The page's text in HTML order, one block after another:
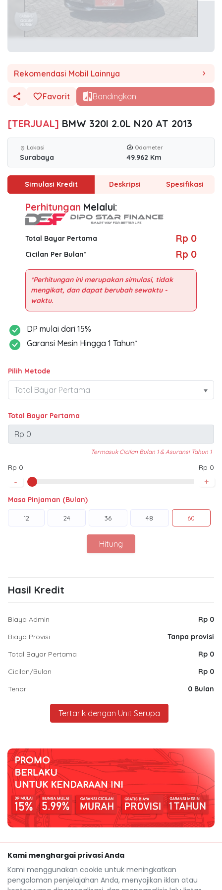
Rekomendasi Mobil Lainnya chevron_right
Favorit Bandingkan
[TERJUAL] BMW 320I 2.0L N20 AT 2013
location_on Lokasi
Surabaya
Odometer
49.962 Km
Simulasi Kredit Deskripsi Spesifikasi
Perhitungan Melalui:
Total Bayar Pertama Rp 0
Cicilan Per Bulan* Rp 0
*Perhitungan ini merupakan simulasi, tidak
mengikat, dan dapat berubah sewaktu -
DP mulai dari 15%
Garansi Mesin Hingga 1 Tahun*
Pilih Metode
Total Bayar Pertama
Termasuk Cicilan Bulan 1 & Asuransi Tahun 1
Rp 0 Rp 0
- +
Masa Pinjaman (Bulan)
12 24 36 48 60
Hitung
Hasil Kredit
Biaya Admin
Rp 0
Biaya Provisi
Tanpa provisi
Total Bayar Pertama
Rp 0
Cicilan/Bulan
Rp 0
Tenor
0 Bulan
Tertarik dengan Unit Serupa
Kami menghargai privasi Anda
Kami menggunakan cookie untuk meningkatkan
pengalaman penjelajahan Anda, menyajikan iklan atau